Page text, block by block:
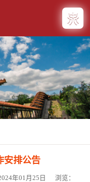
安排公告
年01月25日
浏览：